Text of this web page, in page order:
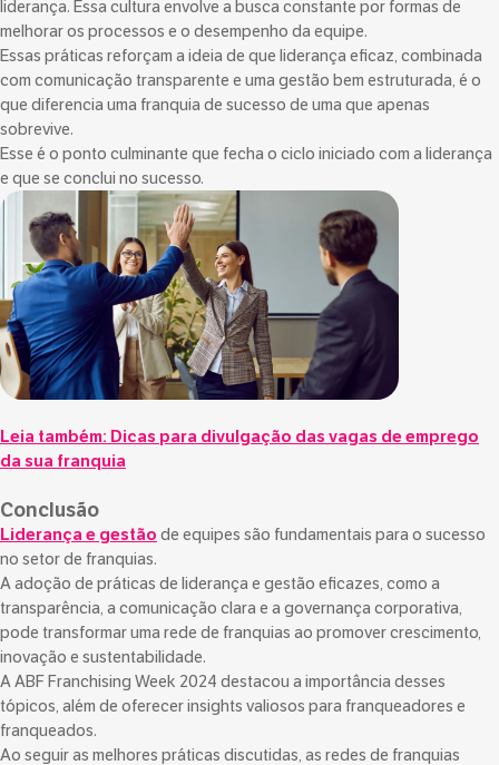
liderança. Essa cultura envolve a busca constante por formas de
melhorar os processos e o desempenho da equipe.
Essas práticas reforçam a ideia de que liderança eficaz, combinada
com comunicação transparente e uma gestão bem estruturada, é o
que diferencia uma franquia de sucesso de uma que apenas
sobrevive.
Esse é o ponto culminante que fecha o ciclo iniciado com a liderança
e que se conclui no sucesso.
Leia também: Dicas para divulgação das vagas de emprego
da sua franquia
Conclusão
Liderança e gestão de equipes são fundamentais para o sucesso
no setor de franquias.
A adoção de práticas de liderança e gestão eficazes, como a
transparência, a comunicação clara e a governança corporativa,
pode transformar uma rede de franquias ao promover crescimento,
inovação e sustentabilidade.
A ABF Franchising Week 2024 destacou a importância desses
tópicos, além de oferecer insights valiosos para franqueadores e
franqueados.
Ao seguir as melhores práticas discutidas, as redes de franquias